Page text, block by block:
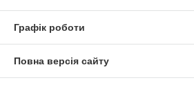
Графік роботи
Повна версія сайту